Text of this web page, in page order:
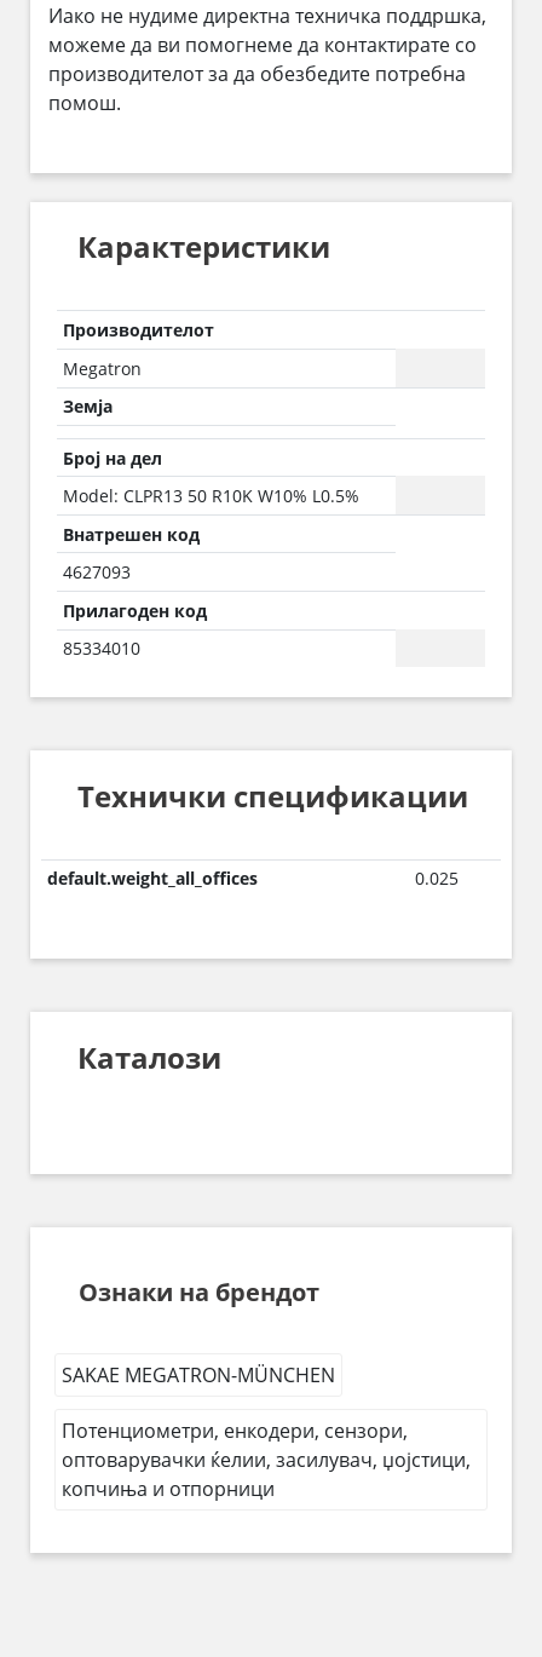
Иако не нудиме директна техничка поддршка,
можеме да ви помогнеме да контактирате со
производителот за да обезбедите потребна
помош.
Карактеристики
Производителот
Megatron
Земја
Број на дел
Model: CLPR13 50 R10K W10% L0.5%
Внатрешен код
4627093
Прилагоден код
85334010
Технички спецификации
default.weight_all_offices 0.025
Каталози
Ознаки на брендот
SAKAE MEGATRON-MÜNCHEN
Потенциометри, енкодери, сензори,
оптоварувачки ќелии, засилувач, џојстици,
копчиња и отпорници